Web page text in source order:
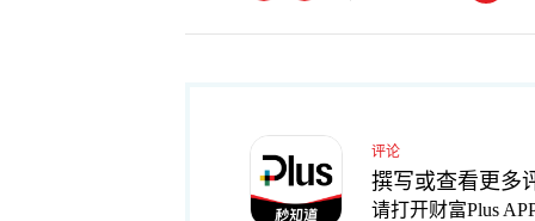
评论
撰写或查看更多
请打开财富Plus